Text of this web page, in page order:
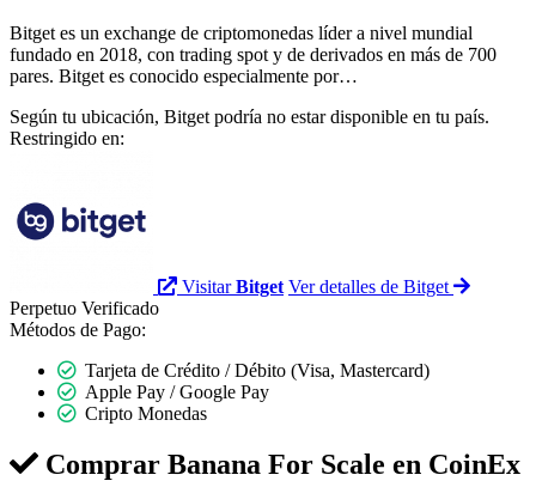
Bitget es un exchange de criptomonedas líder a nivel mundial
fundado en 2018, con trading spot y de derivados en más de 700
pares. Bitget es conocido especialmente por…
Según tu ubicación, Bitget podría no estar disponible en tu país.
Restringido en:
VisitarBitget Ver detalles de Bitget
Perpetuo Verificado
Métodos de Pago:
Tarjeta de Crédito / Débito (Visa, Mastercard)
Apple Pay / Google Pay
Cripto Monedas
Comprar Banana For Scale en CoinEx